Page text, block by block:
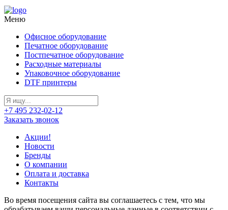
Меню
Офисное оборудование
Печатное оборудование
Постпечатное оборудование
Расходные материалы
Упаковочное оборудование
DTF принтеры
+7 495 232-02-12
Заказать звонок
Акции!
Новости
Бренды
О компании
Оплата и доставка
Контакты
Во время посещения сайта вы соглашаетесь с тем, что мы